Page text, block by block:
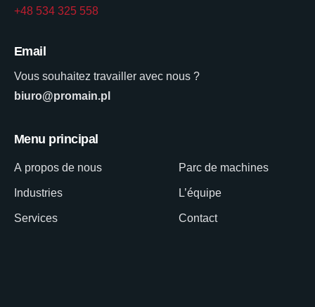
+48 534 325 558
Email
Vous souhaitez travailler avec nous ?
biuro@promain.pl
Menu principal
A propos de nous
Industries
Services
Parc de machines
L’équipe
Contact